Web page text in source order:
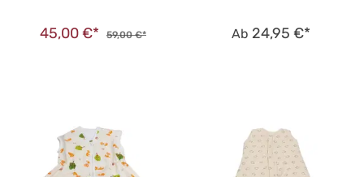
45,00 €* 59,00 €* Ab 24,95 €*